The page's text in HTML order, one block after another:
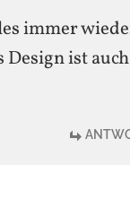
immer
ist auch